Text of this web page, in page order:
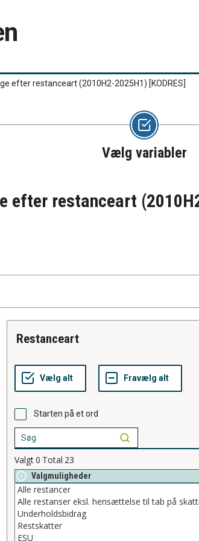
efter restanceart (2010H2-2025H1) [KODRES]
Vælg variabler
restanceart
restanceart
Starten på et ord
Valgt0 Total 23
Valgmuligheder